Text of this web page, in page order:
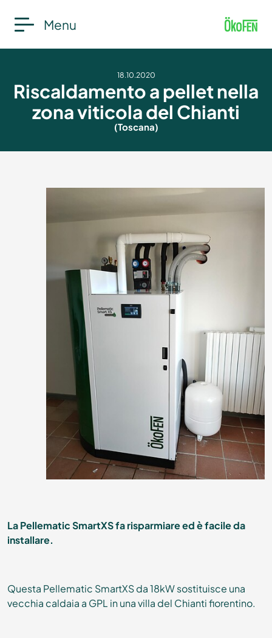
Menu
18.10.2020
Riscaldamento a pellet nella
zona viticola del Chianti
(Toscana)
La Pellematic SmartXS fa risparmiare ed è facile da
installare.
Questa Pellematic SmartXS da 18kW sostituisce una
vecchia caldaia a GPL in una villa del Chianti fiorentino.